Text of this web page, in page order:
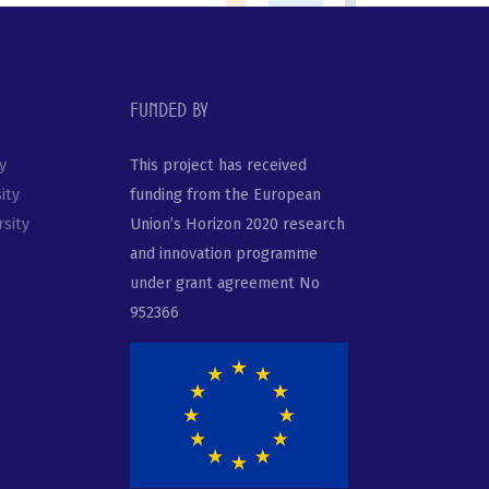
Funded by
This project has received
funding from the European
Union’s Horizon 2020 research
and innovation programme
under grant agreement No
952366